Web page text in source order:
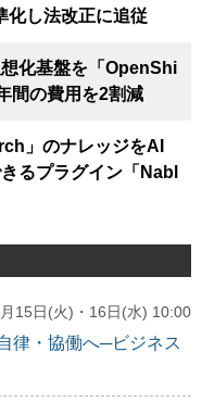
化し法改正に追従
化基盤を「OpenShi
間の費用を2割減
」のナレッジをAI
るプラグイン「Nabl
15日(火)・16日(水) 10:00
律・協働へ─ビジネス